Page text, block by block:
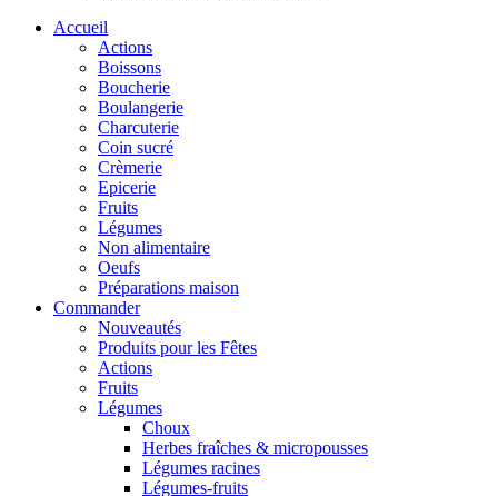
Accueil
Actions
Boissons
Boucherie
Boulangerie
Charcuterie
Coin sucré
Crèmerie
Epicerie
Fruits
Légumes
Non alimentaire
Oeufs
Préparations maison
Commander
Nouveautés
Produits pour les Fêtes
Actions
Fruits
Légumes
Choux
Herbes fraîches & micropousses
Légumes racines
Légumes-fruits